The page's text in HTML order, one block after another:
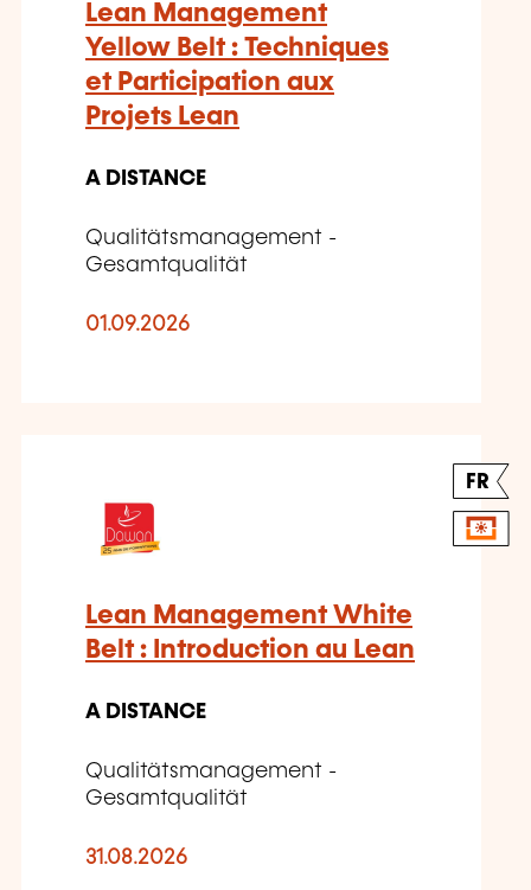
Lean Management
Yellow Belt : Techniques
et Participation aux
Projets Lean
A DISTANCE
Qualitätsmanagement -
Gesamtqualität
01.09.2026
FR
Lean Management White
Belt : Introduction au Lean
A DISTANCE
Qualitätsmanagement -
Gesamtqualität
31.08.2026